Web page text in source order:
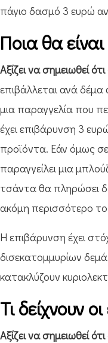
πάγιο δασμό 3 ευρώ
Ποια θα
Αξίζει να σημειωθεί
επιβάλλεται ανά δέμα
μια παραγγελία που
έχει επιβάρυνση 3
προϊόντα. Εάν όμως
παραγγείλει μια
τσάντα θα πληρώσει
ακόμη περισσότερο
Η επιβάρυνση έχει
δισεκατομμυρίων
κατακλύζουν
Τι δείχνουν
Αξίζει να σημειωθεί